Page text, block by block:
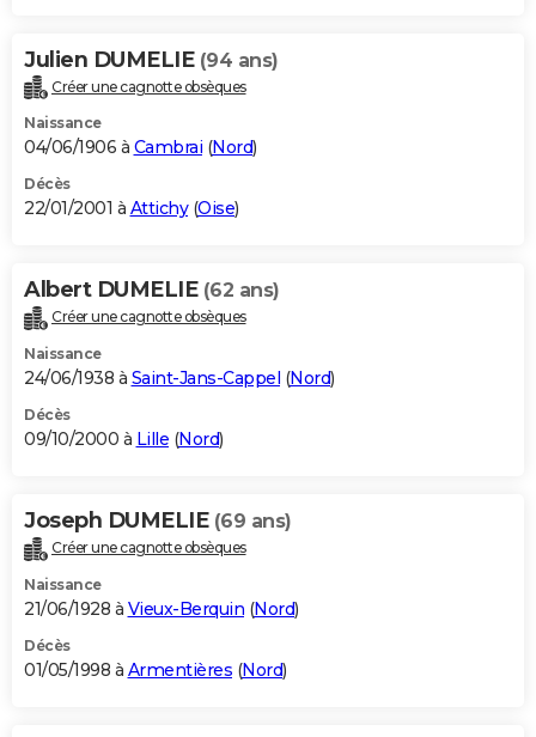
Julien DUMELIE (94 ans)
Créer une cagnotte obsèques
Naissance
04/06/1906 à Cambrai (Nord)
Décès
22/01/2001 à Attichy(Oise)
Albert DUMELIE (62 ans)
Créer une cagnotte obsèques
Naissance
24/06/1938 à Saint-Jans-Cappel (Nord)
Décès
09/10/2000 à Lille (Nord)
Joseph DUMELIE (69 ans)
Créer une cagnotte obsèques
Naissance
21/06/1928 à Vieux-Berquin (Nord)
Décès
01/05/1998 à Armentières (Nord)